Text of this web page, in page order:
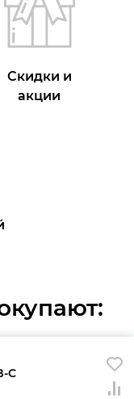
Скидки и
акции
C